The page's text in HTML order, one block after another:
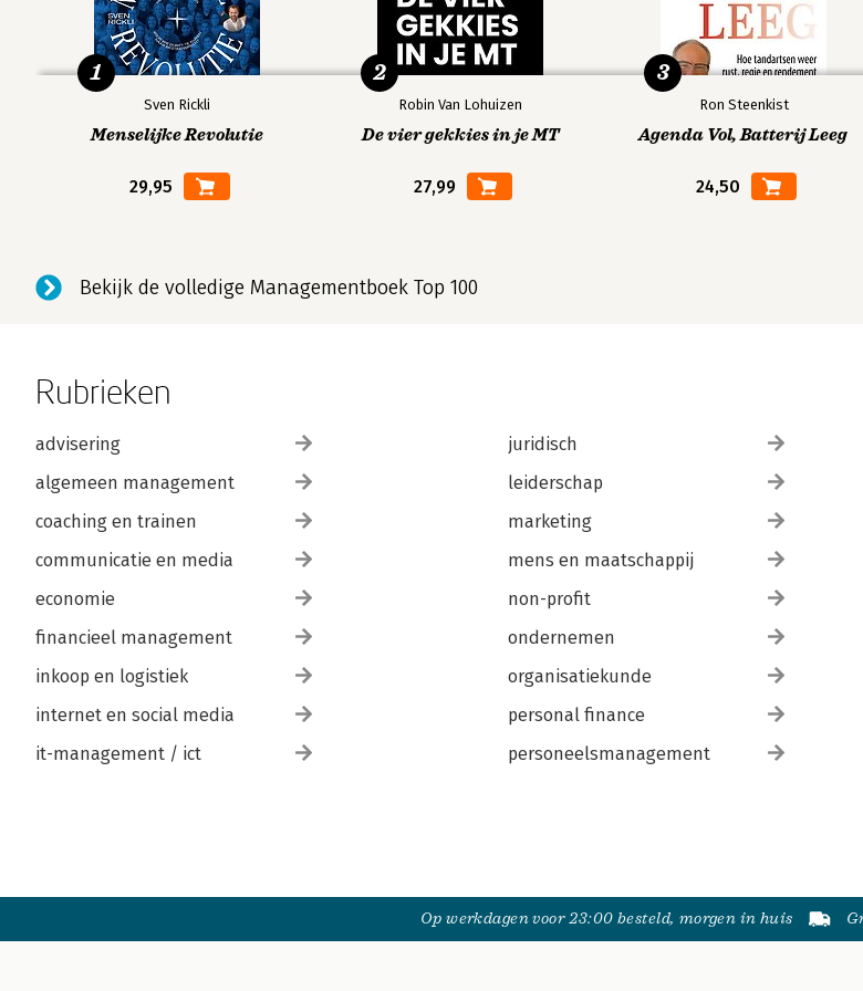
Sven Rickli
Menselijke Revolutie
29,95
1
Robin Van Lohuizen
De vier gekkies in je MT
27,99
2
Ron Steenkist
Agenda Vol, Batterij Leeg
24,50
3
Bekijk de volledige Managementboek Top 100
Rubrieken
advisering
algemeen management
coaching en trainen
communicatie en media
economie
financieel management
inkoop en logistiek
internet en social media
it-management / ict
juridisch
leiderschap
marketing
mens en maatschappij
non-profit
ondernemen
organisatiekunde
personal finance
personeelsmanagement
Op werkdagen voor 23:00 besteld, morgen in huis